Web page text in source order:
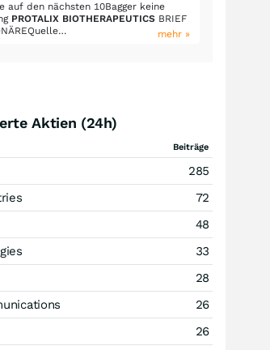
auf den nächsten 10Bagger keine
PROTALIX BIOTHERAPEUTICS BRIEF
mehr »
Aktien (24h)
Beiträge
285
72
48
33
28
26
26